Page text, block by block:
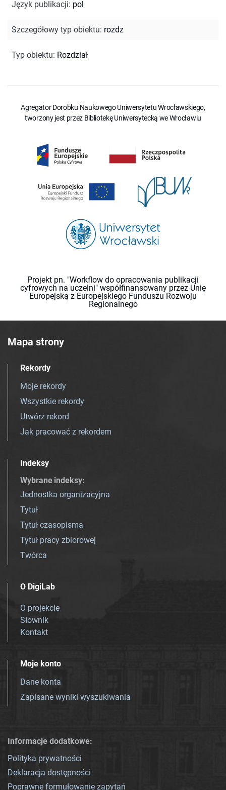
Język publikacji: pol
Szczegółowy typ obiektu: rozdz
Typ obiektu: Rozdział
Agregator Dorobku Naukowego Uniwersytetu Wrocławskiego,
tworzony jest przez Bibliotekę Uniwersytecką we Wrocławiu
Projekt pn. "Workflow do opracowania publikacji
cyfrowych na uczelni" współfinansowany przez Unię
Europejską z Europejskiego Funduszu Rozwoju
Regionalnego
Mapa strony
Rekordy
Moje rekordy
Wszystkie rekordy
Utwórz rekord
Jak pracować z rekordem
Indeksy
Wybrane indeksy:
Jednostka organizacyjna
Tytuł
Tytuł czasopisma
Tytuł pracy zbiorowej
Twórca
O DigiLab
O projekcie
Słownik
Kontakt
Moje konto
Dane konta
Zapisane wyniki wyszukiwania
Informacje dodatkowe:
Polityka prywatności
Deklaracja dostępności
Poprawne formułowanie zapytań